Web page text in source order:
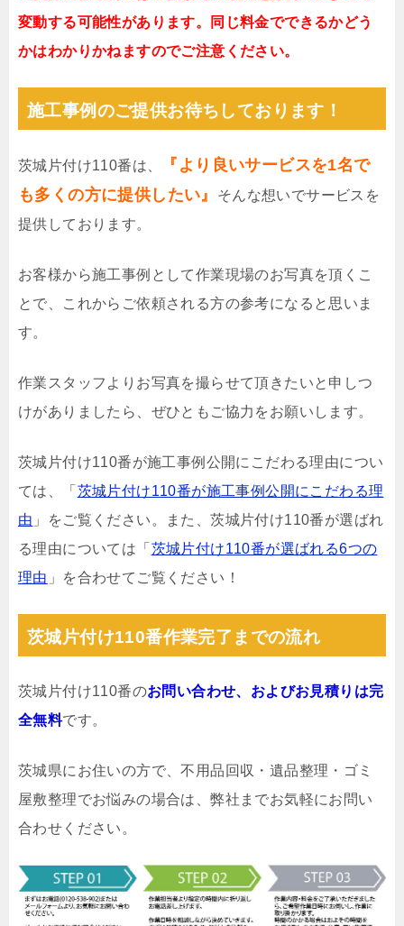
変動する可能性があります。同じ料金でできるかどう
かはわかりかねますのでご注意ください。
施工事例のご提供お待ちしております！
茨城片付け110番は、
『より良いサービスを1名で
も多くの方に提供したい』
そんな想いでサービスを
提供しております。
お客様から施工事例として作業現場のお写真を頂くこ
とで、これからご依頼される方の参考になると思いま
す。
作業スタッフよりお写真を撮らせて頂きたいと申しつ
けがありましたら、ぜひともご協力をお願いします。
茨城片付け110番が施工事例公開にこだわる理由につい
ては、「 茨城片付け110番が施工事例公開にこだわる理
由 」をご覧ください。また、茨城片付け110番が選ばれ
る理由については「 茨城片付け110番が選ばれる6つの
理由 」を合わせてご覧ください！
茨城片付け110番作業完了までの流れ
茨城片付け110番のお問い合わせ、およびお見積りは完
全無料です。
茨城県にお住いの方で、不用品回収・遺品整理・ゴミ
屋敷整理でお悩みの場合は、弊社までお気軽にお問い
合わせください。